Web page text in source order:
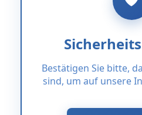
Bestätigen Sie bitte,
sind, um auf unsere